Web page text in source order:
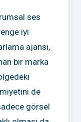
ses
iyi
ajansı,
bir marka
de
görsel